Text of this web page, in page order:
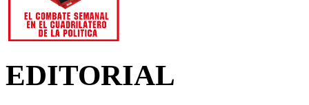
EDITORIAL